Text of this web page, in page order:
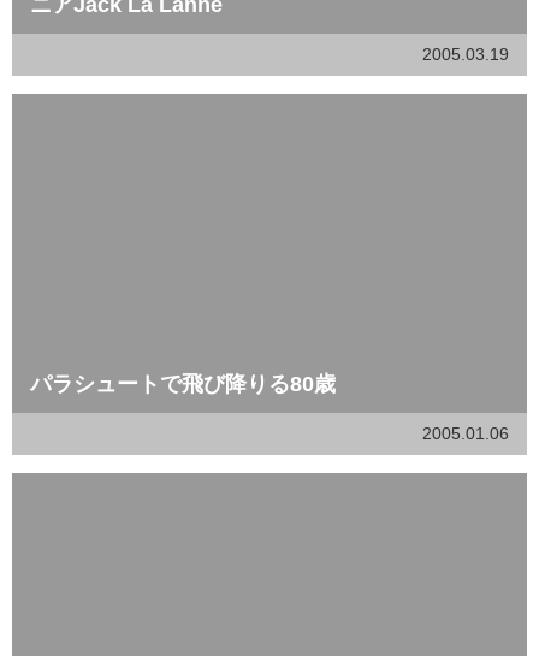
ニアJack La Lanne
2005.03.19
パラシュートで飛び降りる80歳
2005.01.06